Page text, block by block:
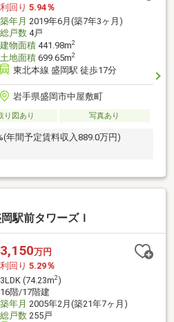
利回り 5.94％
築年月 2019年6月(築7年3ヶ月)
総戸数4戸
建物面積441.98m2
土地面積699.65m2
東北本線 盛岡駅 徒歩17分
岩手県盛岡市中屋敷町
り図あり 写真あり
年間予定賃料収入889.0万円)
駅前タワーズＩ
3,150万円
利回り 5.29％
3LDK (74.23m2)
16階/17階建
築年月 2005年2月(築21年7ヶ月)
総戸数255戸